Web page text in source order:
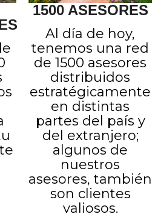
1500 ASESORES
Al día de hoy,
tenemos una red
de 1500 asesores
distribuidos
estratégicamente
en distintas
partes del país y
del extranjero;
algunos de
nuestros
asesores, también
son clientes
valiosos.